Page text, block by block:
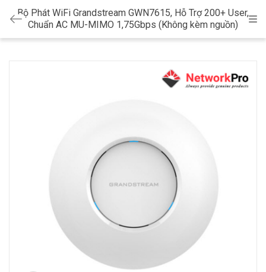
Bộ Phát WiFi Grandstream GWN7615, Hỗ Trợ 200+ User,
Chuẩn AC MU-MIMO 1,75Gbps (Không kèm nguồn)